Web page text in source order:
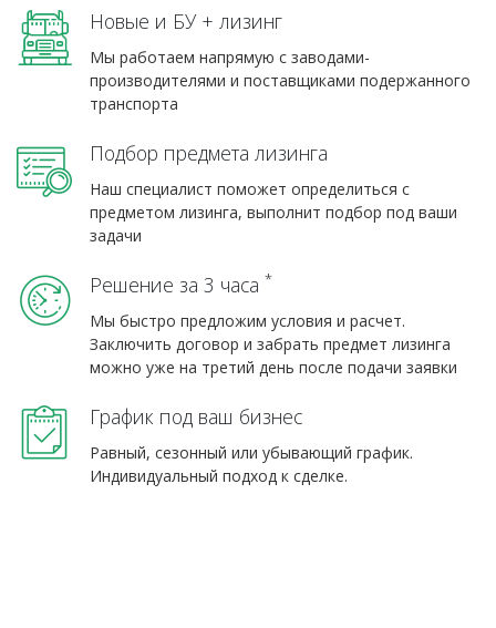
Новые и БУ + лизинг
Мы работаем напрямую с заводами-
производителями и поставщиками подержанного
транспорта
Подбор предмета лизинга
Наш специалист поможет определиться с
предметом лизинга, выполнит подбор под ваши
задачи
Решение за 3 часа *
Мы быстро предложим условия и расчет.
Заключить договор и забрать предмет лизинга
можно уже на третий день после подачи заявки
График под ваш бизнес
Равный, сезонный или убывающий график.
Индивидуальный подход к сделке.